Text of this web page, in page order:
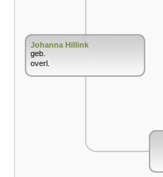
Johanna Hillink
geb.
overl.